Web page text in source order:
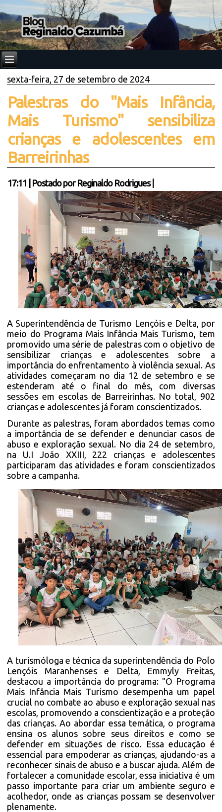
sexta-feira, 27 de setembro de 2024
Palestras do "Mais Infância,
Mais Turismo" sensibiliza
crianças e adolescentes em
Barreirinhas
17:11 Postado por Reginaldo Rodrigues
A Superintendência de Turismo Lençóis e Delta, por
meio do Programa Mais Infância Mais Turismo, tem
promovido uma série de palestras com o objetivo de
sensibilizar crianças e adolescentes sobre a
importância do enfrentamento à violência sexual. As
atividades começaram no dia 12 de setembro e se
estenderam até o final do mês, com diversas
sessões em escolas de Barreirinhas. No total, 902
crianças e adolescentes já foram conscientizados.
Durante as palestras, foram abordados temas como
a importância de se defender e denunciar casos de
abuso e exploração sexual. No dia 24 de setembro,
na U.I João XXIII, 222 crianças e adolescentes
participaram das atividades e foram conscientizados
sobre a campanha.
A turismóloga e técnica da superintendência do Polo
Lençóis Maranhenses e Delta, Emmyly Freitas,
destacou a importância do programa: "O Programa
Mais Infância Mais Turismo desempenha um papel
crucial no combate ao abuso e exploração sexual nas
escolas, promovendo a conscientização e a proteção
das crianças. Ao abordar essa temática, o programa
ensina os alunos sobre seus direitos e como se
defender em situações de risco. Essa educação é
essencial para empoderar as crianças, ajudando-as a
reconhecer sinais de abuso e a buscar ajuda. Além de
fortalecer a comunidade escolar, essa iniciativa é um
passo importante para criar um ambiente seguro e
acolhedor, onde as crianças possam se desenvolver
plenamente.